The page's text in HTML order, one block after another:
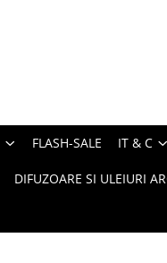
FLASH-SALE IT & C
DIFUZOARE SI ULEIURI